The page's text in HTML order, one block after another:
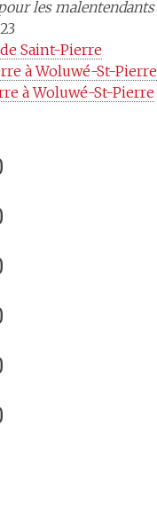
les malentendants
de Saint-Pierre
à Woluwé-St-Pierre
à Woluwé-St-Pierre